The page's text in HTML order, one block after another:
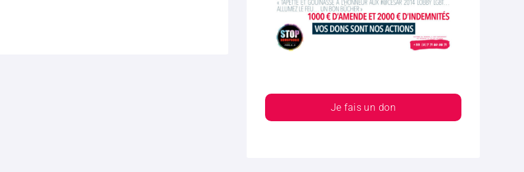
Je fais un don